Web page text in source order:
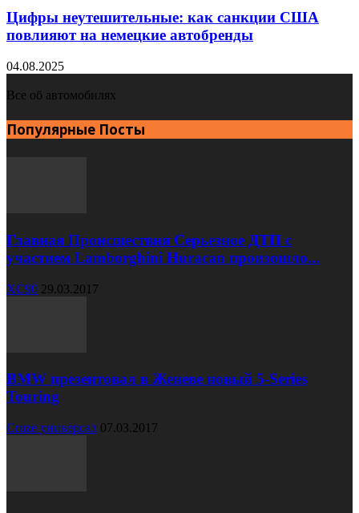
Цифры неутешительные: как санкции США
повлияют на немецкие автобренды
04.08.2025
Все об автомобилях
Популярные Посты
Главная Происшествия Серьезное ДТП с
участием Lamborghini Huracan произошло...
XC90 29.03.2017
BMW презентовал в Женеве новый 5-Series
Touring
Cruze универсал 07.03.2017